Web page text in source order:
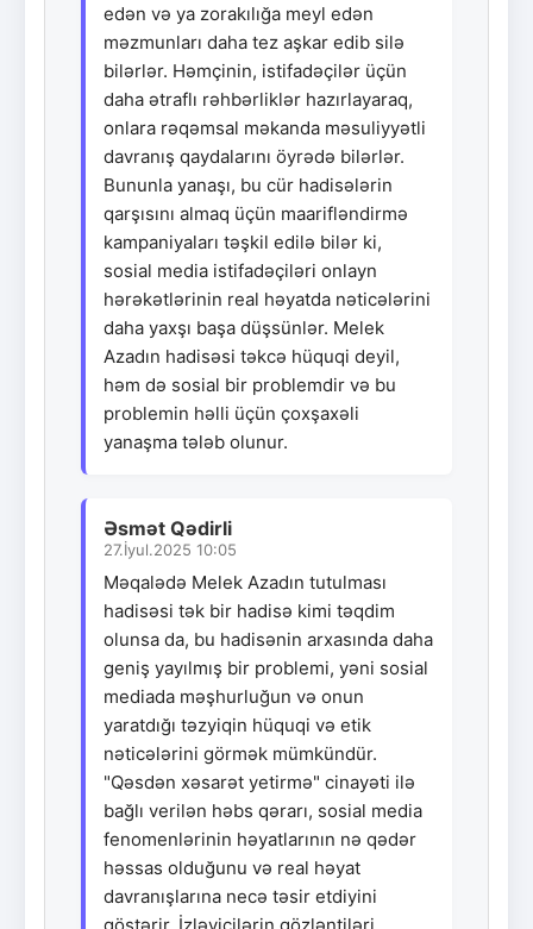
edən və ya zorakılığa meyl edən
məzmunları daha tez aşkar edib silə
bilərlər. Həmçinin, istifadəçilər üçün
daha ətraflı rəhbərliklər hazırlayaraq,
onlara rəqəmsal məkanda məsuliyyətli
davranış qaydalarını öyrədə bilərlər.
Bununla yanaşı, bu cür hadisələrin
qarşısını almaq üçün maarifləndirmə
kampaniyaları təşkil edilə bilər ki,
sosial media istifadəçiləri onlayn
hərəkətlərinin real həyatda nəticələrini
daha yaxşı başa düşsünlər. Melek
Azadın hadisəsi təkcə hüquqi deyil,
həm də sosial bir problemdir və bu
problemin həlli üçün çoxşaxəli
yanaşma tələb olunur.
Əsmət Qədirli
27.İyul.2025 10:05
Məqalədə Melek Azadın tutulması
hadisəsi tək bir hadisə kimi təqdim
olunsa da, bu hadisənin arxasında daha
geniş yayılmış bir problemi, yəni sosial
mediada məşhurluğun və onun
yaratdığı təzyiqin hüquqi və etik
nəticələrini görmək mümkündür.
"Qəsdən xəsarət yetirmə" cinayəti ilə
bağlı verilən həbs qərarı, sosial media
fenomenlərinin həyatlarının nə qədər
həssas olduğunu və real həyat
davranışlarına necə təsir etdiyini